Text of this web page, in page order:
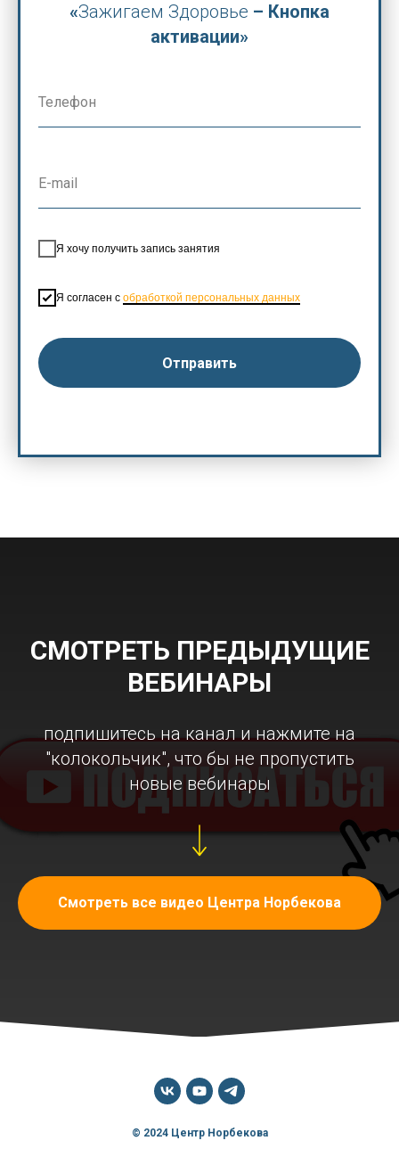
«Зажигаем Здоровье – Кнопка
активации»
Я хочу получить запись занятия
Я согласен с обработкой персональных данных
Отправить
СМОТРЕТЬ ПРЕДЫДУЩИЕ
ВЕБИНАРЫ
подпишитесь на канал и нажмите на
"колокольчик", что бы не пропустить
новые вебинары
Смотреть все видео Центра Норбекова
© 2024 Центр Норбекова